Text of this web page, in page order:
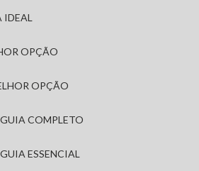
OPÇÃO
OPÇÃO
COMPLETO
ESSENCIAL